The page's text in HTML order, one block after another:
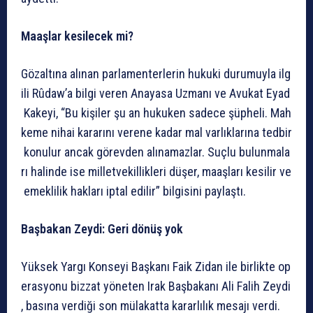
Maaşlar kesilecek mi?
Gözaltına alınan parlamenterlerin hukuki durumuyla ilg
ili Rûdaw’a bilgi veren Anayasa Uzmanı ve Avukat Eyad
Kakeyi, “Bu kişiler şu an hukuken sadece şüpheli. Mah
keme nihai kararını verene kadar mal varlıklarınatedbir
konulur ancak görevden alınamazlar. Suçlu bulunmala
rı halinde ise milletvekillikleri düşer, maaşları kesilir ve
emeklilik hakları iptal edilir” bilgisini paylaştı.
Başbakan Zeydi: Geri dönüşyok
YüksekYargı Konseyi Başkanı Faik Zidan ile birlikte op
erasyonu bizzat yöneten Irak Başbakanı Ali Falih Zeydi
, basınaverdiği son mülakatta kararlılık mesajı verdi.